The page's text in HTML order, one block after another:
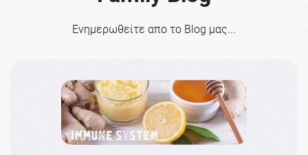
Ενημερωθείτε απο το Blog μας...